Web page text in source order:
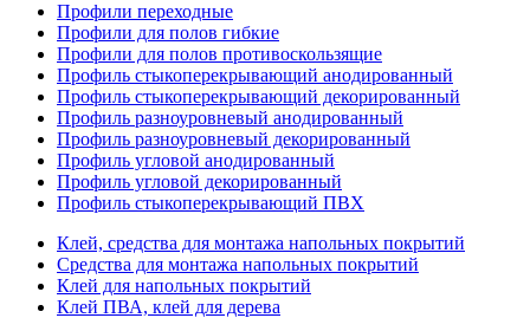
Профили переходные
Профили для полов гибкие
Профили для полов противоскользящие
Профиль стыкоперекрывающий анодированный
Профиль стыкоперекрывающий декорированный
Профиль разноуровневый анодированный
Профиль разноуровневый декорированный
Профиль угловой анодированный
Профиль угловой декорированный
Профиль стыкоперекрывающий ПВХ
Клей, средства для монтажа напольных покрытий
Средства для монтажа напольных покрытий
Клей для напольных покрытий
Клей ПВА, клей для дерева